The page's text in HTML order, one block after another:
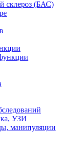
УЗИ
манипуляции